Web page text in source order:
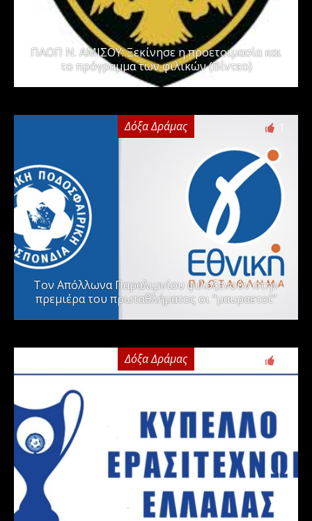
ΠΑΟΠ Ν. ΑΜΙΣΟΥ: Ξεκίνησε η προετοιμασία και
το πρόγραμμα των φιλικών (Βίντεο)
Δόξα Δράμας
Τον Απόλλωνα Παραλιμνίου φιλοξενούν στην
πρεμιέρα του πρωταθλήματος οι “μαυραετοί”
Δόξα Δράμας